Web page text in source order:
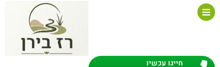
חייגו עכשיו